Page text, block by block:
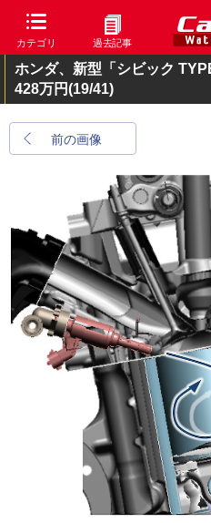
カテゴリ 過去記事
ホンダ、新型「シビック
428万円(19/41)
前の画像